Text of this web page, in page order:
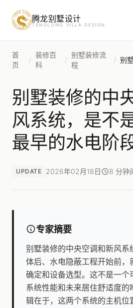
腾龙别墅设计
TENGLONG VILLA DESIGN
首
页
/
装修百
科
/
别墅装修流
程
/
别墅装修的中
风系统，是不
最早的水电阶
UPDATE 2026年02月18日 8 分钟
专家摘要
别墅装修的中央空调和新风系
体后、水电隐蔽工程开始前，
确定和设备选型。这不是一个
系统性能和未来居住舒适度的
辑在于，这两个系统的主机位
预约设计咨询
姓名*
手机号*
房屋面积（㎡）